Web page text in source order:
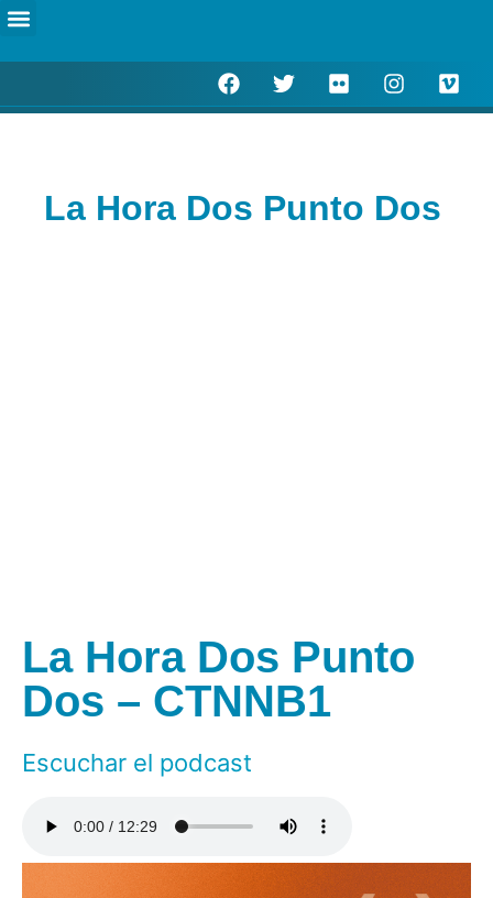
La Hora Dos Punto Dos
La Hora Dos Punto
Dos – CTNNB1
Escuchar el podcast